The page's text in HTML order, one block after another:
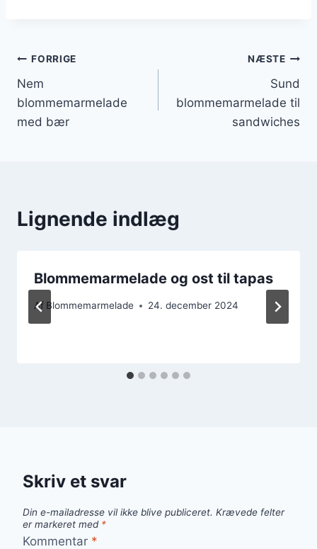
Indlægsnavigation
FORRIGE
Nem
blommemarmelade
med bær
NÆSTE
Sund
blommemarmelade til
sandwiches
Lignende indlæg
Blommemarmelade og ost til tapas
Af Blommemarmelade 24. december 2024
Skriv et svar
Din e-mailadresse vil ikke blive publiceret. Krævede felter
er markeret med *
Kommentar *